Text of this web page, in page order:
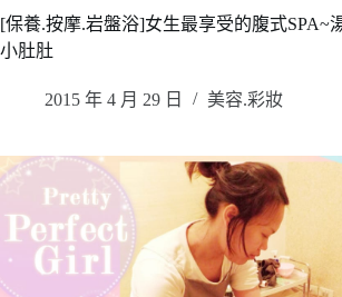
[保養.按摩.岩盤浴]女生最享受的腹式SPA~
小肚肚
2015 年 4 月 29 日 美容.彩妝